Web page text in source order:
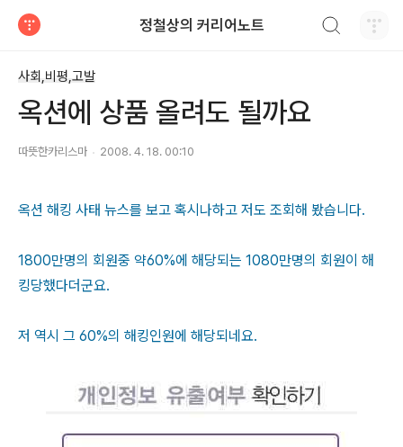
정철상의 커리어노트
사회,비평,고발
옥션에 상품 올려도 될까요
따뜻한카리스마 2008. 4. 18. 00:10
옥션 해킹 사태 뉴스를 보고 혹시나하고 저도 조회해 봤습니다.
1800만명의 회원중 약60%에 해당되는 1080만명의 회원이 해
킹당했다더군요.
저 역시 그 60%의 해킹인원에 해당되네요.